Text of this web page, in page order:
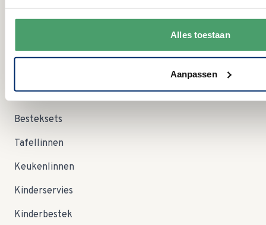
Alles toestaan
Aanpassen
Servies
Besteksets
Tafellinnen
Keukenlinnen
Kinderservies
Kinderbestek